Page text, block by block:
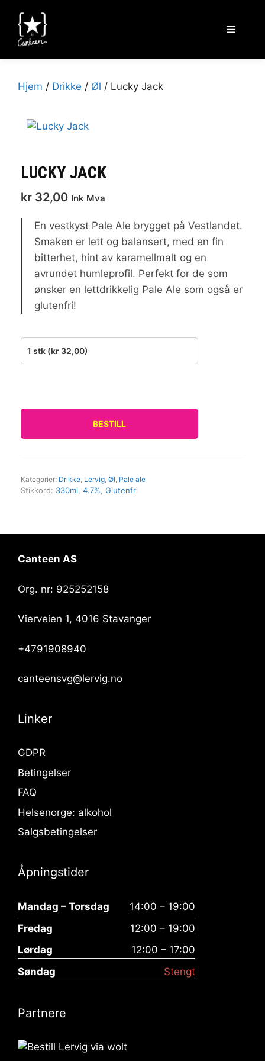
innhold
Meny
Hjem / Drikke / Øl / Lucky Jack
LUCKY JACK
kr 32,00 Ink Mva
En vestkyst Pale Ale brygget på Vestlandet.
Smaken er lett og balansert, med en fin
bitterhet, hint av karamellmalt og en
avrundet humleprofil. Perfekt for de som
ønsker en lettdrikkelig Pale Ale som også er
glutenfri!
BESTILL
Kategorier: Drikke, Lervig, Øl, Pale ale
Stikkord: 330ml 4.7% Glutenfri
Canteen AS
Org. nr: 925252158
Vierveien 1, 4016 Stavanger
+4791908940
canteensvg@lervig.no
Linker
GDPR
Betingelser
FAQ
Helsenorge: alkohol
Salgsbetingelser
Åpningstider
Mandag – Torsdag
14:00 – 19:00
Fredag
12:00 – 19:00
Lørdag
12:00 – 17:00
Søndag
Stengt
Partnere